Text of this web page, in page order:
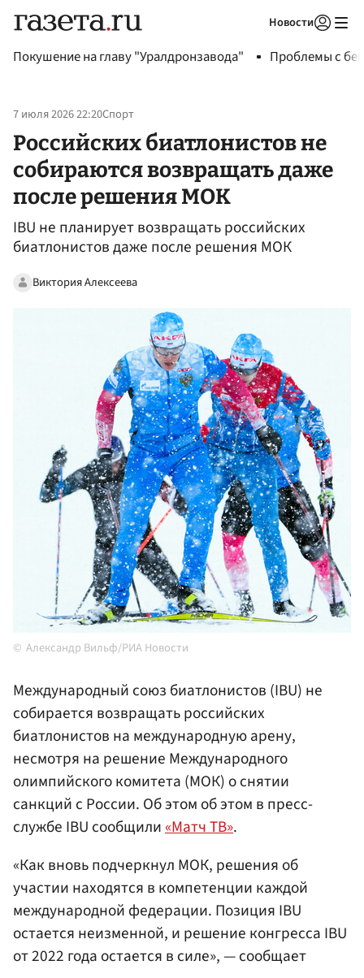
Новости
Покушение на главу "Уралдронзавода" Проблемы с
7 июля 2026 22:20Спорт
Российских биатлонистов не
собираются возвращать даже
после решения МОК
IBU не планирует возвращать российских
биатлонистов даже после решения МОК
Виктория Алексеева
Александр Вильф/РИА Новости
Международный союз биатлонистов (IBU) не
собирается возвращать российских
биатлонистов на международную арену,
несмотря на решение Международного
олимпийского комитета (МОК) о снятии
санкций с России. Об этом об этом в пресс-
службе IBU сообщили«Матч ТВ».
«Как вновь подчеркнул МОК, решения об
участии находятся в компетенции каждой
международной федерации. Позиция IBU
остается неизменной, и решение конгресса IBU
от 2022 года остается в силе», — сообщает